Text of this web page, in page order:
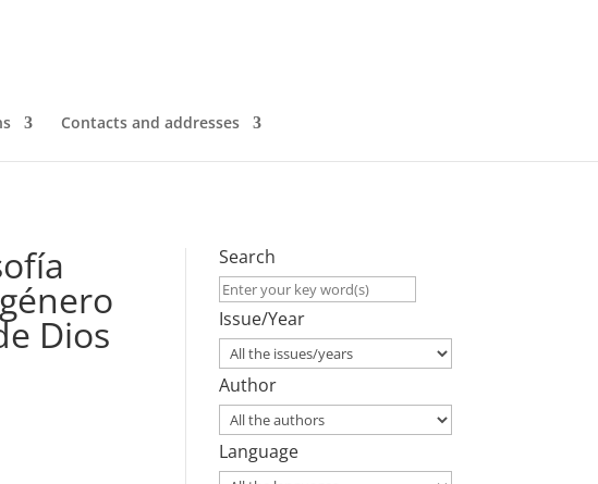
Contacts and addresses
Dios
Search
Issue/Year
Author
Language